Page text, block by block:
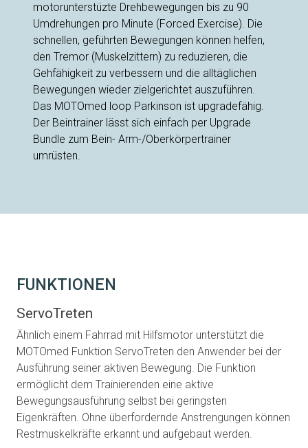
motorunterstüzte Drehbewegungen bis zu 90
Umdrehungen pro Minute (Forced Exercise). Die
schnellen, geführten Bewegungen können helfen,
den Tremor (Muskelzittern) zu reduzieren, die
Gehfähigkeit zu verbessern und die alltäglichen
Bewegungen wieder zielgerichtet auszuführen.
Das MOTOmed loop Parkinson ist upgradefähig.
Der Beintrainer lässt sich einfach per Upgrade
Bundle zum Bein- Arm-/Oberkörpertrainer
umrüsten.
FUNKTIONEN
ServoTreten
Ähnlich einem Fahrrad mit Hilfsmotor unterstützt die
MOTOmed Funktion ServoTreten den Anwender bei der
Ausführung seiner aktiven Bewegung. Die Funktion
ermöglicht dem Trainierenden eine aktive
Bewegungsausführung selbst bei geringsten
Eigenkräften. Ohne überfordernde Anstrengungen können
Restmuskelkräfte erkannt und aufgebaut werden.